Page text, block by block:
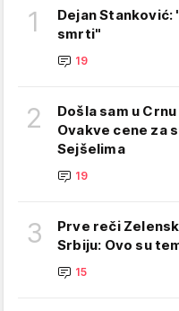
1
Dejan
smrti"
19
2
Došla sam u
Ovakve cene za
Sejšelima
19
3
Prve reči
Srbiju: Ovo su
15